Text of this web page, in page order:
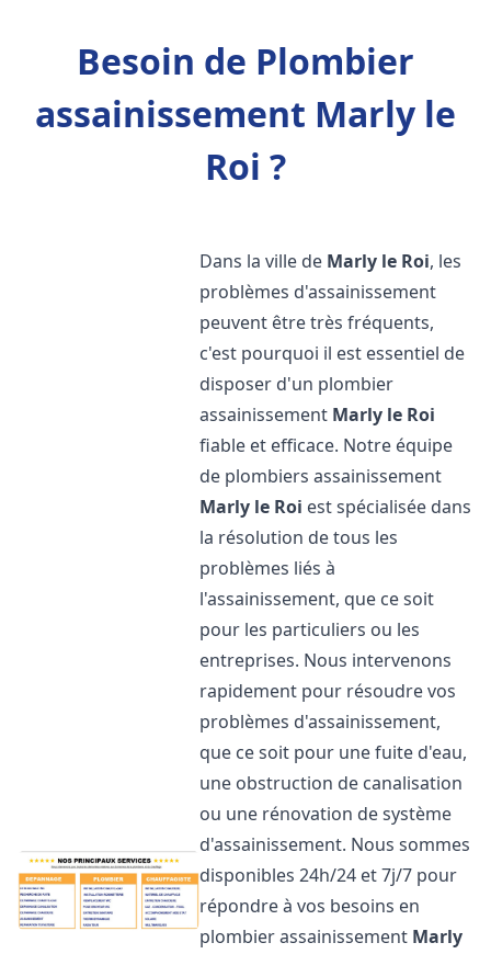
Besoin de Plombier
assainissement Marly le
Roi ?
Dans la ville de Marly le Roi, les
problèmes d'assainissement
peuvent être très fréquents,
c'est pourquoi il est essentiel de
disposer d'un plombier
assainissement Marly le Roi
fiable et efficace. Notre équipe
de plombiers assainissement
Marly le Roi est spécialisée dans
la résolution de tous les
problèmes liés à
l'assainissement, que ce soit
pour les particuliers ou les
entreprises. Nous intervenons
rapidement pour résoudre vos
problèmes d'assainissement,
que ce soit pour une fuite d'eau,
une obstruction de canalisation
ou une rénovation de système
d'assainissement. Nous sommes
disponibles 24h/24 et 7j/7 pour
répondre à vos besoins en
plombier assainissement Marly